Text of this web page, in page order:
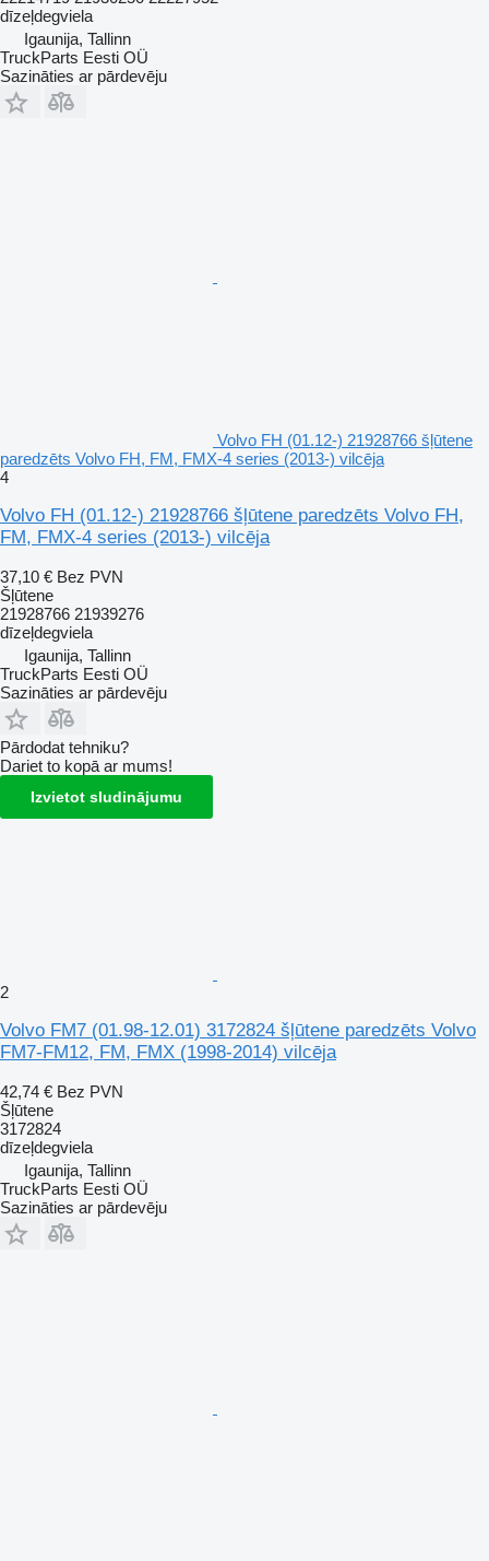
dīzeļdegviela
Igaunija, Tallinn
TruckParts Eesti OÜ
Sazināties ar pārdevēju
Volvo FH (01.12-) 21928766 šļūtene
paredzēts Volvo FH, FM, FMX-4 series (2013-) vilcēja
4
Volvo FH (01.12-) 21928766 šļūtene paredzēts Volvo FH,
FM, FMX-4 series (2013-) vilcēja
37,10 € Bez PVN
Šļūtene
21928766 21939276
dīzeļdegviela
Igaunija, Tallinn
TruckParts Eesti OÜ
Sazināties ar pārdevēju
Pārdodat tehniku?
Dariet to kopā ar mums!
Izvietot sludinājumu
2
Volvo FM7 (01.98-12.01) 3172824 šļūtene paredzēts Volvo
FM7-FM12, FM, FMX (1998-2014) vilcēja
42,74 € Bez PVN
Šļūtene
3172824
dīzeļdegviela
Igaunija, Tallinn
TruckParts Eesti OÜ
Sazināties ar pārdevēju